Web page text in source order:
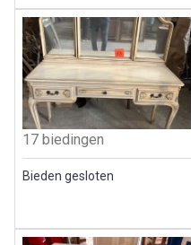
17 biedingen
Bieden gesloten